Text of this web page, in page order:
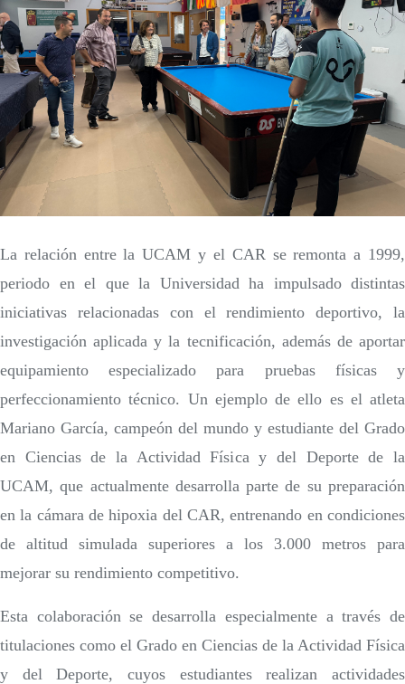
La relación entre la UCAM y el CAR se remonta a 1999,
periodo en el que la Universidad ha impulsado distintas
iniciativas relacionadas con el rendimiento deportivo, la
investigación aplicada y la tecnificación, además de aportar
equipamiento especializado para pruebas físicas y
perfeccionamiento técnico. Un ejemplo de ello es el atleta
Mariano García, campeón del mundo y estudiante del Grado
en Ciencias de la Actividad Física y del Deporte de la
UCAM, que actualmente desarrolla parte de su preparación
en la cámara de hipoxia del CAR, entrenando en condiciones
de altitud simulada superiores a los 3.000 metros para
mejorar su rendimiento competitivo.
Esta colaboración se desarrolla especialmente a través de
titulaciones como el Grado en Ciencias de la Actividad Física
y del Deporte, cuyos estudiantes realizan actividades